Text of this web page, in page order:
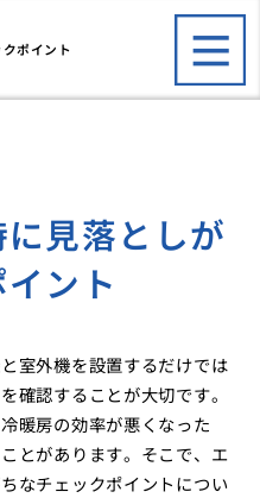
ポイント
見落としが
ント
室外機を設置するだけでは
確認することが大切です。
暖房の効率が悪くなった
とがあります。そこで、エ
なチェックポイントについ